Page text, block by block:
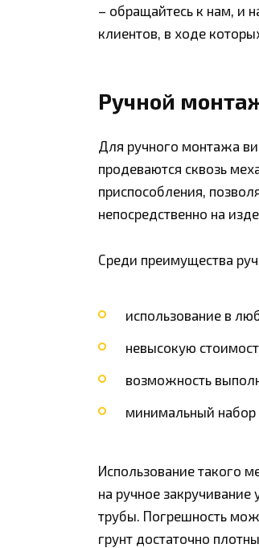
– обращайтесь к нам, и
клиентов, в ходе
Ручной
Для ручного монтажа
продеваются сквозь
приспособления,
непосредственно на
Среди преимущества
использование в
невысокую
возможность
минимальный набор
Использование такого
на ручное
трубы. Погрешность
грунт достаточно